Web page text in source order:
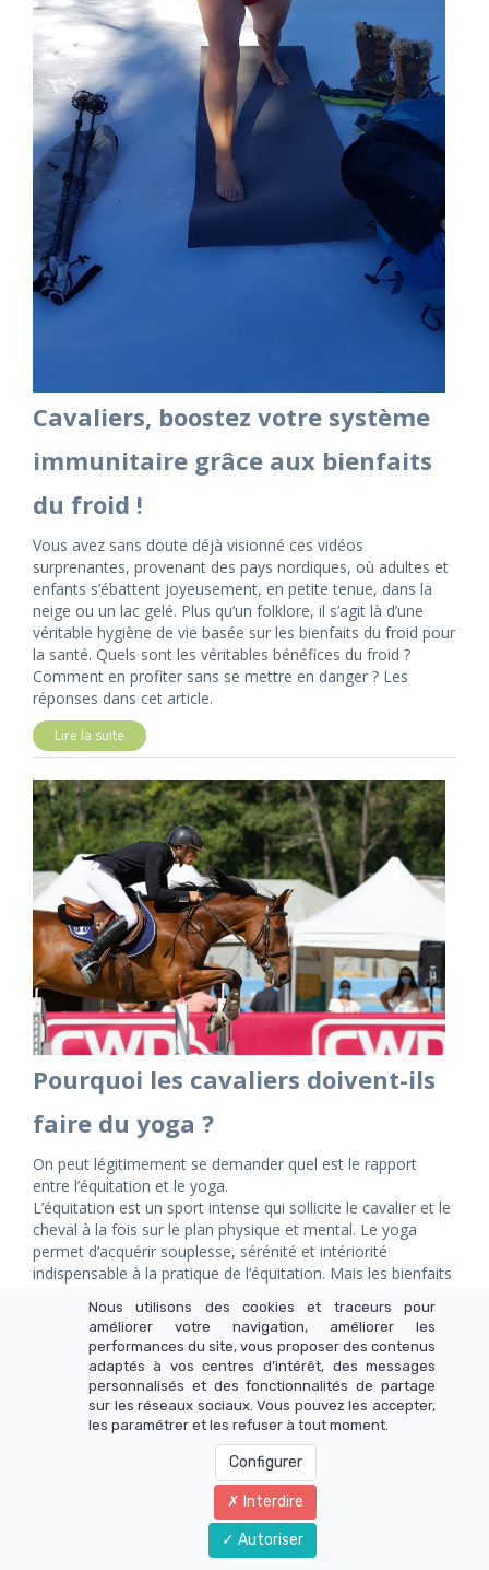
Cavaliers, boostez votre système
immunitaire grâce aux bienfaits
du froid !
Vous avez sans doute déjà visionné ces vidéos
surprenantes, provenant des pays nordiques, où adultes et
enfants s’ébattent joyeusement, en petite tenue, dans la
neige ou un lac gelé. Plus qu’un folklore, il s’agit là d’une
véritable hygiène de vie basée sur les bienfaits du froid pour
la santé. Quels sont les véritables bénéfices du froid ?
Comment en profiter sans se mettre en danger ? Les
réponses dans cet article.
Lire la suite
Pourquoi les cavaliers doivent-ils
faire du yoga ?
On peut légitimement se demander quel est le rapport
entre l’équitation et le yoga.
L’équitation est un sport intense qui sollicite le cavalier et le
cheval à la fois sur le plan physique et mental. Le yoga
permet d’acquérir souplesse, sérénité et intériorité
indispensable à la pratique de l’équitation. Mais les bienfaits
directement sur votre cheval. Votre relation et vos
performances réciproques sont ainsi fortement impactées.
#yoga #equitation #yogaequitation #cheval #chevaux
#horseyoga #sport
Nous utilisons des cookies et traceurs pour
améliorer votre navigation, améliorer les
performances du site, vous proposer des contenus
adaptés à vos centres d’intérêt, des messages
personnalisés et des fonctionnalités de partage
sur les réseaux sociaux. Vous pouvez les accepter,
les paramétrer et les refuser à tout moment.
Configurer
Interdire
Autoriser